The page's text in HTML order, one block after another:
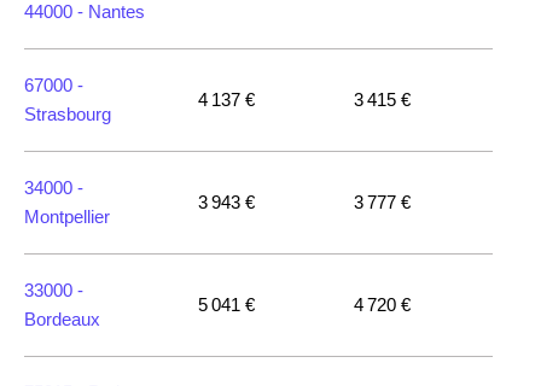
44000 - Nantes
67000 -
Strasbourg
4 137 € 3 415 €
34000 -
Montpellier
3 943 € 3 777 €
33000 -
Bordeaux
5 041 € 4 720 €